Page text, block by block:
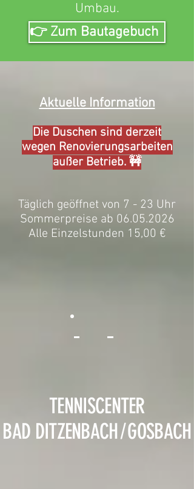
Umbau.
👉 Zum Bautagebuch
Aktuelle Information
Die Duschen sind derzeit
wegen Renovierungsarbeiten
außer Betrieb. 🚧
Täglich geöffnet von 7 - 23 Uhr
Sommerpreise ab 06.05.2026
Alle Einzelstunden 15,00 €
TENNISCENTER
BAD DITZENBACH/GOSBACH